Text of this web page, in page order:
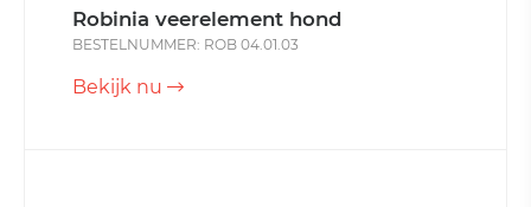
Robinia veerelement hond
BESTELNUMMER: ROB 04.01.03
Bekijk nu